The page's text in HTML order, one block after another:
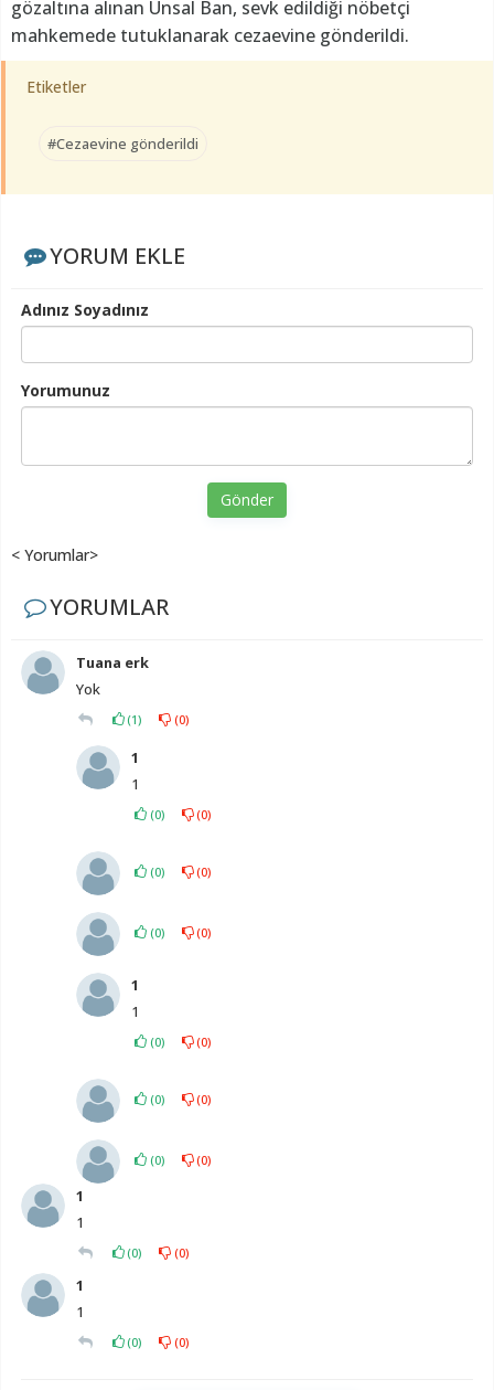
gözaltına alınan Ünsal Ban, sevk edildiği nöbetçi
mahkemede tutuklanarak cezaevine gönderildi.
Etiketler
#Cezaevine gönderildi
YORUM EKLE
Adınız Soyadınız
Yorumunuz
Gönder
< Yorumlar>
YORUMLAR
Tuana erk
Yok
(1) (0)
1
1
(0) (0)
(0) (0)
(0) (0)
1
1
(0) (0)
(0) (0)
(0) (0)
1
1
(0) (0)
1
1
(0) (0)